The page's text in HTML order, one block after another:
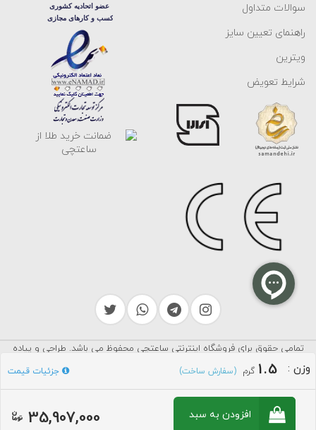
وزن :
1.5 گرم (سفارش ساخت) جزئیات قیمت
35,907,000 افزودن به سبد
سوالات متداول
راهنمای تعیین سایز
ویترین
شرایط تعویض
تمامی حقوق برای فروشگاه اینترنتی ساعتچی محفوظ می باشد. طراحی و پیاده
سازی توسط